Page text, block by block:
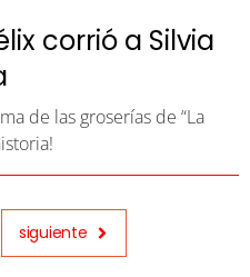
corrió a Silvia
de las groserías de “La
siguiente